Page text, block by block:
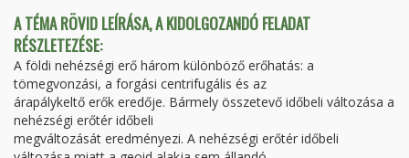
A TÉMA RÖVID LEÍRÁSA, A KIDOLGOZANDÓ FELADAT
RÉSZLETEZÉSE:
A földi nehézségi erő három különböző erőhatás: a
tömegvonzási, a forgási centrifugális és az
árapálykeltő erők eredője. Bármely összetevő időbeli változása a
nehézségi erőtér időbeli
megváltozását eredményezi. A nehézségi erőtér időbeli